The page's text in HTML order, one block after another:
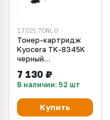
1T02L70NL0
Тонер-картридж
Kyocera TK-8345K
черный
Kyocera TASKalfa
2552ci 1T02L70NL0
7 130 ₽
В наличии: 52 шт
Купить